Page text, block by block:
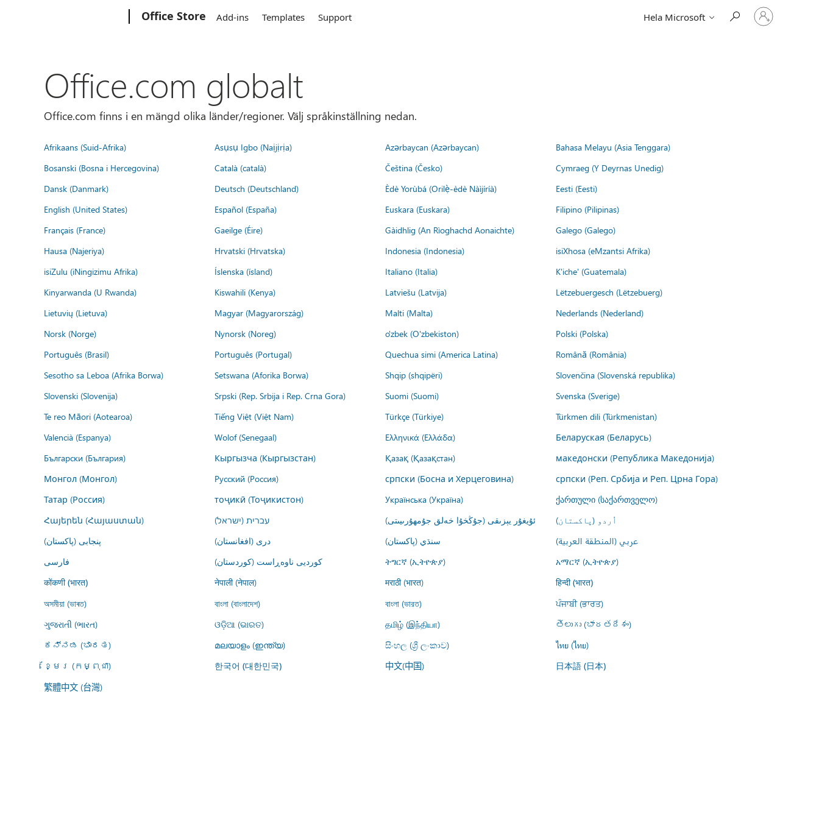
Office Store Add-ins Templates Support Hela Microsoft
Logga
in
Office.com globalt
Office.com finns i en mängd olika länder/regioner. Välj språkinställning nedan.
Afrikaans (Suid-Afrika) Asụsụ Igbo (Naịjịrịa) Azərbaycan (Azərbaycan)
Bahasa Melayu (Asia Tenggara)
Bosanski (Bosna i Hercegovina)
Català (català) Čeština (Česko)
Cymraeg (Y Deyrnas Unedig)
Dansk (Danmark)
Deutsch (Deutschland) Èdè Yorùbá (Orilẹ̀-èdè Nàìjíríà)
Eesti (Eesti)
English (United States)
Español (España) Euskara (Euskara)
Filipino (Pilipinas)
Français (France)
Gaeilge (Éire) Gàidhlig (An Rìoghachd Aonaichte)
Galego (Galego)
Hausa (Najeriya)
Hrvatski (Hrvatska) Indonesia (Indonesia)
isiXhosa (eMzantsi Afrika)
isiZulu (iNingizimu Afrika)
Íslenska (ísland) Italiano (Italia)
K'iche' (Guatemala)
Kinyarwanda (U Rwanda)
Kiswahili (Kenya) Latviešu (Latvija)
Lëtzebuergesch (Lëtzebuerg)
Lietuvių (Lietuva)
Magyar (Magyarország) Malti (Malta)
Nederlands (Nederland)
Norsk (Norge)
Nynorsk (Noreg) o'zbek (O'zbekiston)
Polski (Polska)
Português (Brasil)
Português (Portugal) Quechua simi (America Latina)
Română (România)
Sesotho sa Leboa (Afrika Borwa)
Setswana (Aforika Borwa) Shqip (shqipëri)
Slovenčina (Slovenská republika)
Slovenski (Slovenija)
Srpski (Rep. Srbija i Rep. Crna Gora) Suomi (Suomi)
Svenska (Sverige)
Te reo Māori (Aotearoa)
Tiếng Việt (Việt Nam) Türkçe (Türkiye)
Türkmen dili (Türkmenistan)
Valencià (Espanya)
Wolof (Senegaal) Ελληνικά (Ελλάδα)
Беларуская (Беларусь)
Български (България)
Кыргызча (Кыргызстан) Қазақ (Қазақстан)
македонски (Република Македонија)
Монгол (Монгол)
Русский (Россия) српски (Босна и Херцеговина)
српски (Реп. Србија и Реп. Црна Гора)
Татар (Россия)
тоҷикӣ (Тоҷикистон) Українська (Україна)
ქართული (საქართველო)
Հայերեն (Հայաստան)
עברית (ישראל) ئۇيغۇر يېزىقى (جۇڭخۇا خەلق جۇمھۇرىيىتى)
اُردو (پاکستان)
پنجابی (پاکستان)
درى (افغانستان) سنڌي (پاکستان)
عربي (المنطقة العربية)
فارسى
کوردیی ناوەڕاست (کوردستان) ትግርኛ (ኢትዮጵያ) አማርኛ (ኢትዮጵያ)
कोंकणी (भारत) नेपाली (नेपाल) मराठी (भारत) हिन्दी (भारत)
অসমীয়া (ভাৰত) বাংলা (বাংলাদেশ) বাংলা (ভারত)
ਪੰਜਾਬੀ (ਭਾਰਤ)
ગુજરાતી (ભારત)
ଓଡ଼ିଆ (ଭାରତ) தமிழ் (இந்தியா)
తెలుగు (భారతదేశం)
ಕನ್ನಡ (ಭಾರತ)
മലയാളം (ഇന്ത്യ) සිංහල (ශ්‍රී ලංකාව)
ไทย (ไทย)
ខ្មែរ (កម្ពុជា)
한국어 (대한민국) 中文(中国) 日本語 (日本)
繁體中文 (台灣)